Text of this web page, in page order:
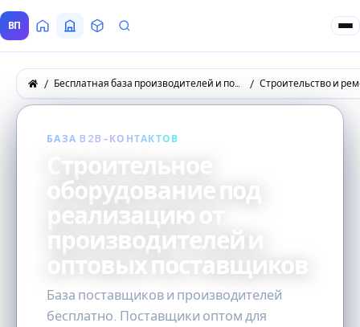
ВП ГлавнаяВсе Поставщики
ТоварыЗапросы покупателей
Бесплатная база производителей и поставщиков товаров оптом Строительство и
БАЗА B2B-КОНТАКТОВ
Строительное
оборудование под
реализацию от
производителей и
оптовых поставщиков
База поставщиков и производителей
бесплатно. Поставщики оптом для